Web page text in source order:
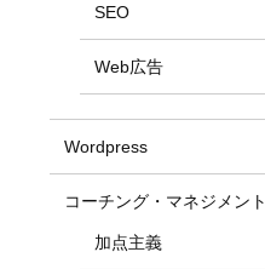
SEO
Web広告
Wordpress
コーチング・マネジメント
加点主義